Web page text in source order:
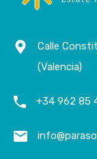
Calle
(Valencia)
+34 962 85